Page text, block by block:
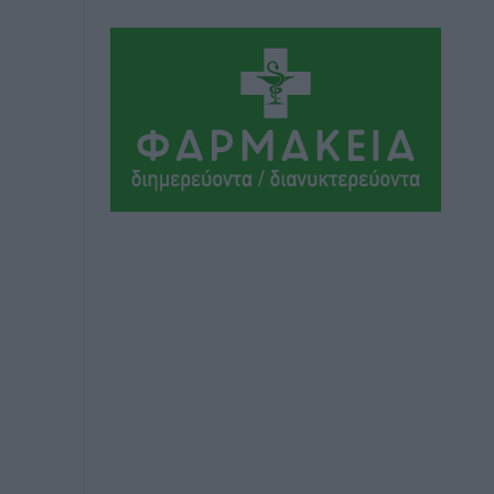
Η Μανίσα πήρε Buie και Davis
πριν 3 ώρες
εμπειρία, επιστημονική γνώση και
σύγχρονες μεθόδους»
Αθλητικά• πριν 3 ώρες